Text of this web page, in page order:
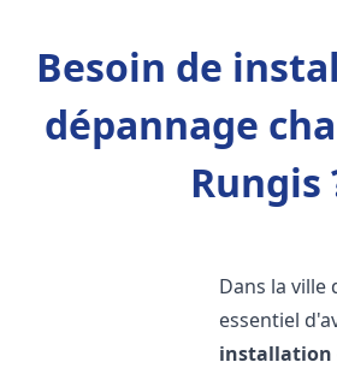
Besoin de
dépannage
Rungis
Dans la ville
essentiel
installation